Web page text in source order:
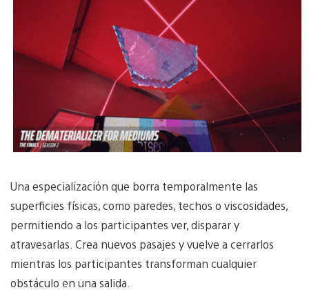
Una especialización que borra temporalmente las
superficies físicas, como paredes, techos o viscosidades,
permitiendo a los participantes ver, disparar y
atravesarlas. Crea nuevos pasajes y vuelve a cerrarlos
mientras los participantes transforman cualquier
obstáculo en una salida.